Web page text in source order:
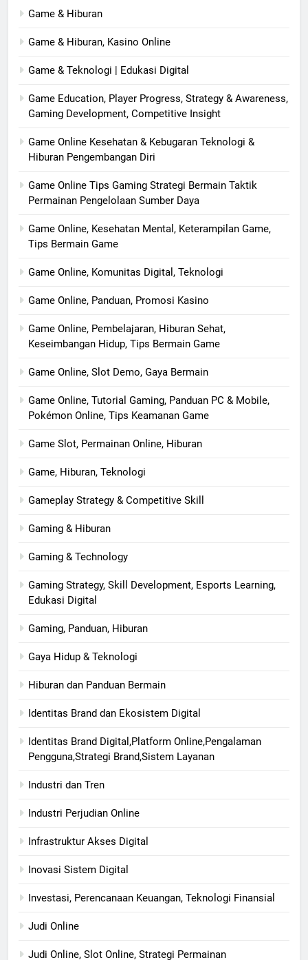
Game & Hiburan
Game & Hiburan, Kasino Online
Game & Teknologi | Edukasi Digital
Game Education, Player Progress, Strategy & Awareness,
Gaming Development, Competitive Insight
Game Online Kesehatan & Kebugaran Teknologi &
Hiburan Pengembangan Diri
Game Online Tips Gaming Strategi Bermain Taktik
Permainan Pengelolaan Sumber Daya
Game Online, Kesehatan Mental, Keterampilan Game,
Tips Bermain Game
Game Online, Komunitas Digital, Teknologi
Game Online, Panduan, Promosi Kasino
Game Online, Pembelajaran, Hiburan Sehat,
Keseimbangan Hidup, Tips Bermain Game
Game Online, Slot Demo, Gaya Bermain
Game Online, Tutorial Gaming, Panduan PC & Mobile,
Pokémon Online, Tips Keamanan Game
Game Slot, Permainan Online, Hiburan
Game, Hiburan, Teknologi
Gameplay Strategy & Competitive Skill
Gaming & Hiburan
Gaming & Technology
Gaming Strategy, Skill Development, Esports Learning,
Edukasi Digital
Gaming, Panduan, Hiburan
Gaya Hidup & Teknologi
Hiburan dan Panduan Bermain
Identitas Brand dan Ekosistem Digital
Identitas Brand Digital,Platform Online,Pengalaman
Pengguna,Strategi Brand,Sistem Layanan
Industri dan Tren
Industri Perjudian Online
Infrastruktur Akses Digital
Inovasi Sistem Digital
Investasi, Perencanaan Keuangan, Teknologi Finansial
Judi Online
Judi Online, Slot Online, Strategi Permainan